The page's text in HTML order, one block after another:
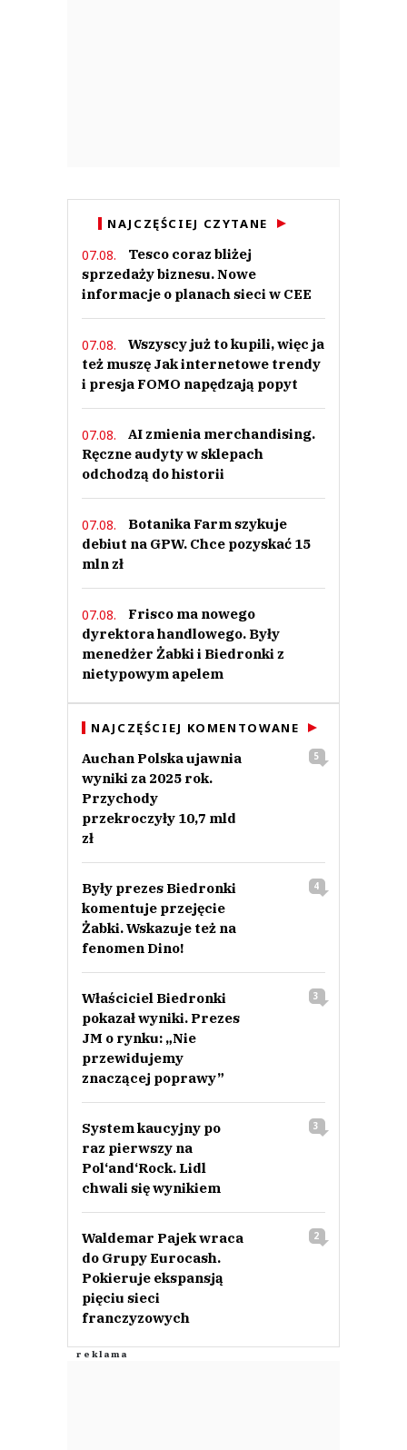
NAJCZĘŚCIEJ CZYTANE
07.08.
Tesco coraz bliżej
sprzedaży biznesu. Nowe
informacje o planach sieci w CEE
07.08.
Wszyscy już to kupili, więc ja
też muszę Jak internetowe trendy
i presja FOMO napędzają popyt
07.08.
AI zmienia merchandising.
Ręczne audyty w sklepach
odchodzą do historii
07.08.
Botanika Farm szykuje
debiut na GPW. Chce pozyskać 15
mln zł
07.08.
Frisco ma nowego
dyrektora handlowego. Były
menedżer Żabki i Biedronki z
nietypowym apelem
NAJCZĘŚCIEJ KOMENTOWANE
Auchan Polska ujawnia
wyniki za 2025 rok.
Przychody
przekroczyły 10,7 mld
zł
5
Były prezes Biedronki
komentuje przejęcie
Żabki. Wskazuje też na
fenomen Dino!
4
Właściciel Biedronki
pokazał wyniki. Prezes
JM o rynku: „Nie
przewidujemy
znaczącej poprawy”
3
System kaucyjny po
raz pierwszy na
Pol‘and‘Rock. Lidl
chwali się wynikiem
3
Waldemar Pajek wraca
do Grupy Eurocash.
Pokieruje ekspansją
pięciu sieci
franczyzowych
2